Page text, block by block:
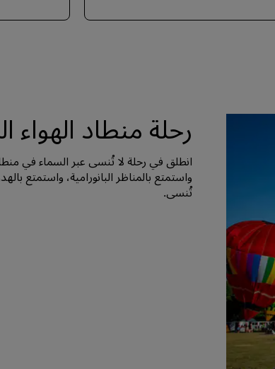
رحلة منطاد الهواء
انطلق في رحلة لا تُنسى عبر السماء في
واستمتع بالمناظر البانورامية، واستمتع
تُنسى.